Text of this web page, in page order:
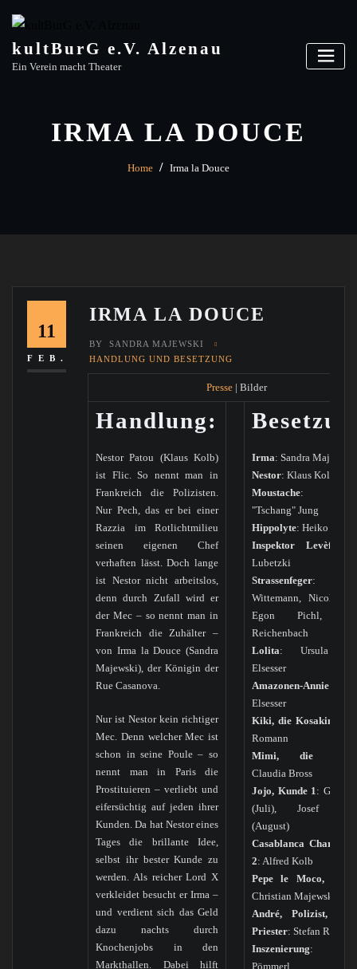
contentkultBurG e.V. Alzenau
Ein Verein macht Theater
IRMA LA DOUCE
Home Irma la Douce
11
FEB.
IRMA LA DOUCE
BY
SANDRA MAJEWSKI
HANDLUNG UND BESETZUNG
Presse| Bilder
Handlung:
Nestor Patou (Klaus Kolb)
ist Flic. So nennt man in
Frankreich die Polizisten.
Nur Pech, das er bei einer
Razzia im Rotlichtmilieu
seinen eigenen Chef
verhaften lässt. Doch lange
ist Nestor nicht arbeitslos,
denn durch Zufall wird er
der Mec – so nennt man in
Frankreich die Zuhälter –
von Irma la Douce (Sandra
Majewski), der Königin der
Rue Casanova.
Nur ist Nestor kein richtiger
Mec. Denn welcher Mec ist
schon in seine Poule – so
nennt man in Paris die
Prostituieren – verliebt und
eifersüchtig auf jeden ihrer
Kunden. Da hat Nestor eines
Tages die brillante Idee,
selbst ihr bester Kunde zu
werden. Als reicher Lord X
verkleidet besucht er Irma –
und verdient sich das Geld
dazu nachts durch
Knochenjobs in den
Markthallen. Dabei hilft
Irma: Sandra Majewski
Nestor: Klaus Kolb
Moustache:
"Tschang" Jung
Hippolyte: Heiko
Inspektor Levèfre
Lubetzki
Strassenfeger:
Wittemann, Nicole
Egon Pichl,
Reichenbach
Lolita: Ursula
Elsesser
Amazonen-Annie
Elsesser
Kiki, die Kosakin
Romann
Mimi, die
Claudia Bross
Jojo, Kunde 1 : Georg
(Juli), Josef
(August)
Casablanca Charly,
2: Alfred Kolb
Pepe le Moco,
Christian Majewski
André, Polizist,
Priester: Stefan
Inszenierung:
Pömmerl